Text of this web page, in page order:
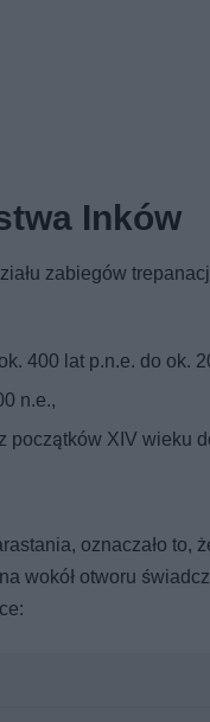
Inków
zabiegów
400 lat p.n.e. do ok.
n.e.,
XIV wieku
oznaczało to,
wokół otworu